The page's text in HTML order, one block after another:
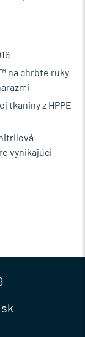
na chrbte ruky
tkaniny z HPPE
vynikajúci